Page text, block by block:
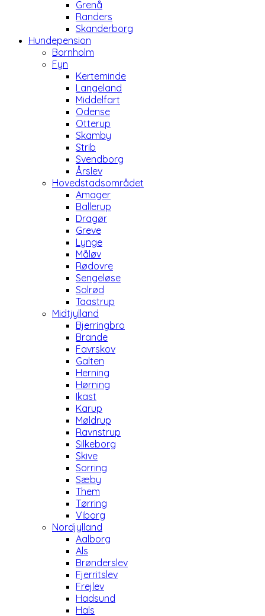
Grenå
Randers
Skanderborg
Hundepension
Bornholm
Fyn
Kerteminde
Langeland
Middelfart
Odense
Otterup
Skamby
Strib
Svendborg
Årslev
Hovedstadsområdet
Amager
Ballerup
Dragør
Greve
Lynge
Måløv
Rødovre
Sengeløse
Solrød
Taastrup
Midtjylland
Bjerringbro
Brande
Favrskov
Galten
Herning
Hørning
Ikast
Karup
Møldrup
Ravnstrup
Silkeborg
Skive
Sorring
Sæby
Them
Tørring
Viborg
Nordjylland
Aalborg
Als
Brønderslev
Fjerritslev
Frejlev
Hadsund
Hals